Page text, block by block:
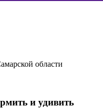
области
и удивить